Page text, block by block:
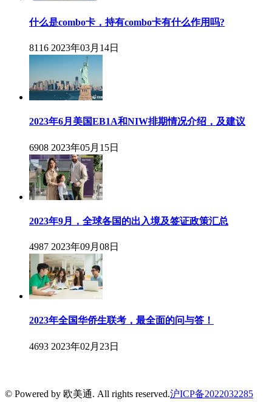
什么是combo卡，持有combo卡有什么作用吗?
8116 2023年03月14日
2023年6月美国EB1A和NIW排期情况介绍，及建议
6908 2023年05月15日
2023年9月，全球各国的出入境及签证政策汇总
4987 2023年09月08日
2023年全国华侨生联考，最全面的问与答！
4693 2023年02月23日
© Powered by 欧美通. All rights reserved.沪ICP备2022032285